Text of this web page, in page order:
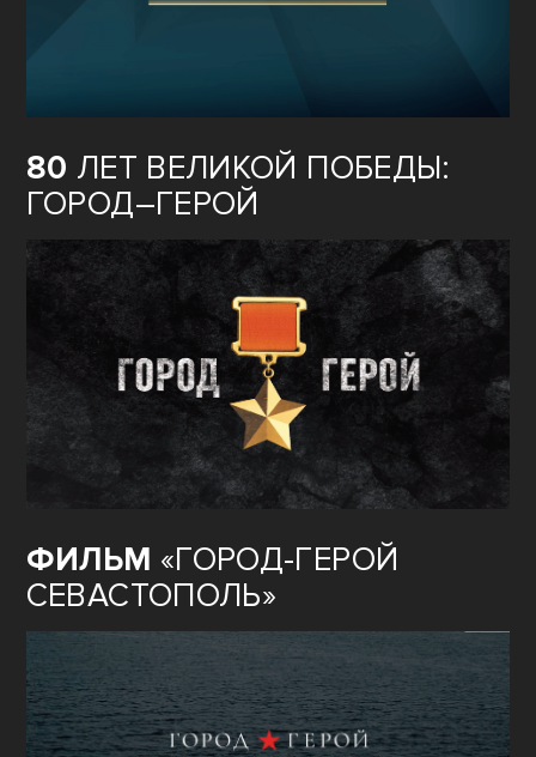
80 ЛЕТ ВЕЛИКОЙ ПОБЕДЫ:
ГОРОД–ГЕРОЙ
ФИЛЬМ «ГОРОД-ГЕРОЙ
СЕВАСТОПОЛЬ»